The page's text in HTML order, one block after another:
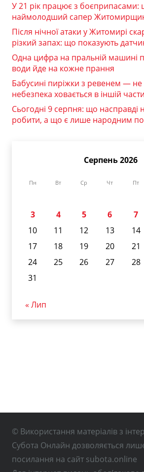
У 21 рік працює з
наймолодший сапер
Після нічної атаки у Житомирі
різкий запах: що показують
Одна цифра на пральній машині
води йде на кожне прання
Бабусині пиріжки з ревенем — не
небезпека ховається в іншій
Сьогодні 9 серпня: що насправді
робити, а що є лише народним
Серпень 2026
Пн Вт Ср Чт Пт
3
4 5 6 7
10
11 12 13 14
17
18 19 20 21
24
25 26 27 28
31
« Лип
© Використання матеріалів з
Субота Онлайн дозволяється
посилання на сайт subota.online